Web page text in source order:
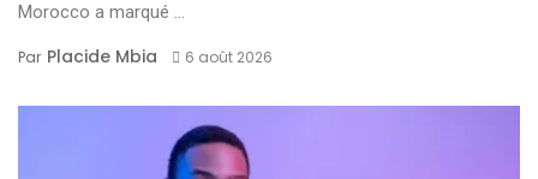
Morocco a marqué ...
Par Placide Mbia 6 août 2026